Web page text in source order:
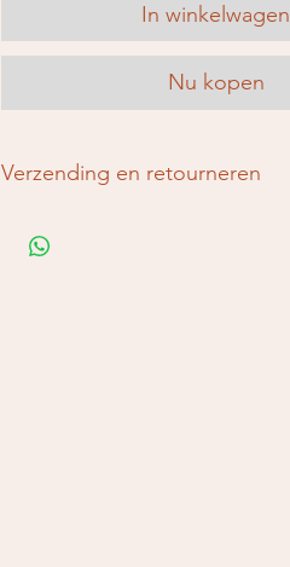
In winkelwagen
Nu kopen
Verzending en retourneren
retourvoorwaarden.